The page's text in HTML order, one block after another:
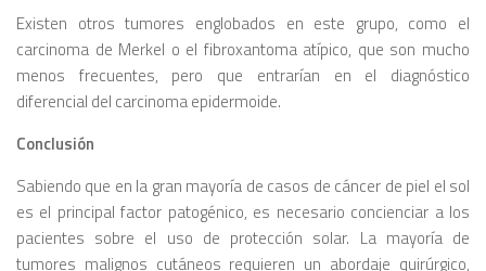
Existen otros tumores englobados en este grupo, como el
carcinoma de Merkel o el fibroxantoma atípico, que son mucho
menos frecuentes, pero que entrarían en el diagnóstico
diferencial del carcinoma epidermoide.
Conclusión
Sabiendo que en la gran mayoría de casos de cáncer de piel el sol
es el principal factor patogénico, es necesario concienciar a los
pacientes sobre el uso de protección solar. La mayoría de
tumores malignos cutáneos requieren un abordaje quirúrgico,